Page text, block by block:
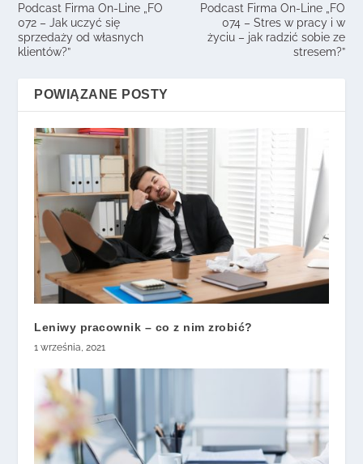
Podcast Firma On-Line „FO
072 – Jak uczyć się
sprzedaży od własnych
klientów?”
Podcast Firma On-Line „FO
074 – Stres w pracy i w
życiu – jak radzić sobie ze
stresem?”
POWIĄZANE POSTY
Leniwy pracownik – co z nim zrobić?
1 września, 2021